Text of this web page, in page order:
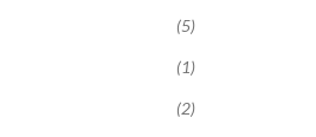
(5)
(1)
(2)